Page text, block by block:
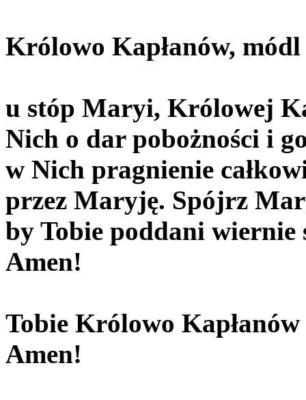
Królowo Kapłanów,
u stóp Maryi, Królowej
Nich o dar pobożności i
w Nich pragnienie
przez Maryję. Spójrz
by Tobie poddani wiernie
Amen!
Tobie Królowo
Amen!